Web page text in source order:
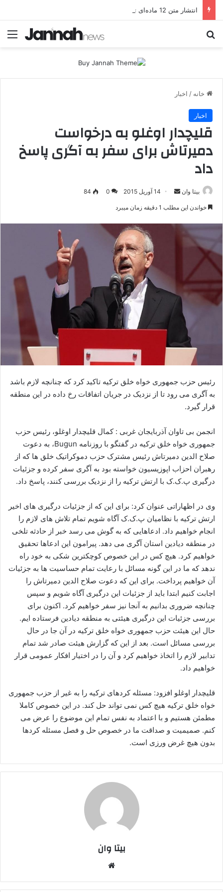
انتشار متن 12 ماده‌ای توافق نهایی بین ترکیه و پ.ک.ک
خانه / اخبار
اخبار
قلیچدار اوغلو به درخواست
دمیرتاش برای سفر به آگری پاسخ
داد
بیتا وان
ر
ا
14 آوریل 2015 0
84
خواندن این مطلب 1 دقیقه زمان میبرد
رئیس حزب جمهوری خواه خلق ترکیه تاکید کرد که چنانچه لازم باشد
به آگری می رود تا از نزدیک در جریان اتفاقات رخ داده در این منطقه
قرار گیرد.
انجمن بی تاوان آذربایجان غربی : کمال قلیچدار اوغلو، رئیس حزب
جمهوری خواه خلق ترکیه در گفتگو با روزنامه Bugun، به دعوت
صلاح الدین دمیرتاش رئیس مشترک حزب دموکراتیک خلق ها که از
رهبران احزاب اپوزیسیون خواسته بود به آگری سفر کرده و جزئیات
درگیری پ.ک.ک با ارتش ترکیه را از نزدیک بررسی کنند، پاسخ داد.
وی در اظهاراتی عنوان کرد: برای این که از جزئیات درگیری های اخیر
ارتش ترکیه با نظامیان پ.ک.ک آگاه شویم تمام تلاش های لازم را
انجام خواهیم داد. ادعاهایی که به گوش می رسد خبر از حادثه تلخی
در منطقه دیادین استان آگری می دهد. پیرامون این ادعاها تحقیق
خواهیم کرد. هیچ کس در این خصوص کوچکترین شکی به خود راه
ندهد که ما در این گونه مسائل با رعایت تمام حساسیت ها به جزئیات
آن خواهیم پرداخت. برای این که دعوت صلاح الدین دمیرتاش را
اجابت کنیم ابتدا باید از جزئیات این درگیری آگاه شویم و سپس
چنانچه ضروری بدانیم به آنجا نیز سفر خواهیم کرد. اکنون برای
بررسی جزئیات این درگیری هیئتی به منطقه دیادین فرستاده ایم.
حال این هیئت حزب جمهوری خواه خلق ترکیه در آن جا در حال
بررسی مسائل است. بعد از این که گزارش هیئت صادر شد تمام
تدابیر لازم را اتخاذ خواهیم کرد و آن را در اختیار افکار عمومی قرار
خواهیم داد.
قلیچدار اوغلو افزود: مسئله کردهای ترکیه را به غیر از حزب جمهوری
خواه خلق ترکیه هیچ کس نمی تواند حل کند. در این خصوص کاملا
مطمئن هستیم و با اعتماد به نفس تمام این موضوع را عرض می
کنم. صمیمیت و صداقت ما در خصوص حل و فصل مسئله کردها
بدون هیچ غرض ورزی است.
بیتا وان